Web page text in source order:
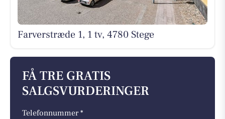
Farverstræde 1, 1 tv, 4780 Stege
FÅ TRE GRATIS
SALGSVURDERINGER
Telefonnummer *